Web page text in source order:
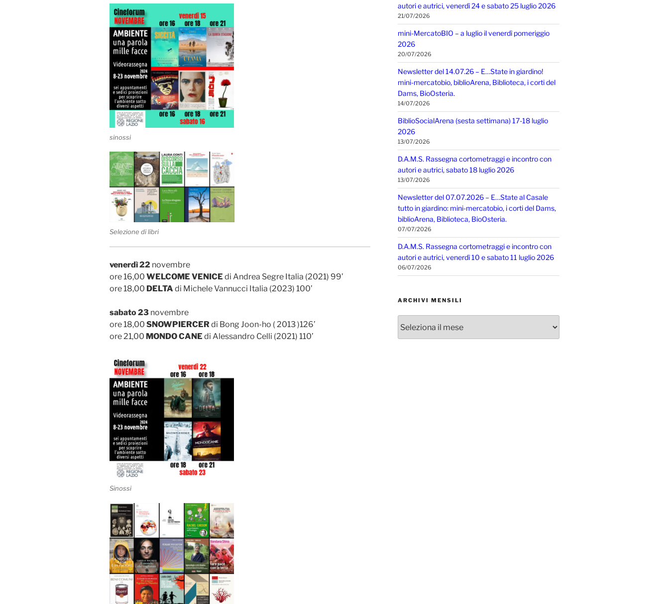
sinossi
Selezione di libri
venerdì 22 novembre
ore 16,00 WELCOME VENICE di Andrea Segre Italia (2021) 99’
ore 18,00 DELTA di Michele Vannucci Italia (2023) 100’
sabato 23 novembre
ore 18,00 SNOWPIERCERdi Bong Joon-ho ( 2013 )126’
ore 21,00 MONDO CANE di Alessandro Celli (2021) 110’
Sinossi
autori e autrici, venerdì 24 e sabato 25 luglio 2026
21/07/2026
mini-MercatoBIO – a luglio il venerdì pomeriggio
2026
20/07/2026
Newsletter del 14.07.26 – E…State in giardino!
mini-mercatobio, biblioArena, Biblioteca, i corti del
Dams, BioOsteria.
14/07/2026
BiblioSocialArena (sesta settimana) 17-18 luglio
2026
13/07/2026
D.A.M.S. Rassegna cortometraggi e incontro con
autori e autrici, sabato 18 luglio 2026
13/07/2026
Newsletter del 07.07.2026 – E…State al Casale
tutto in giardino: mini-mercatobio, i corti del Dams,
biblioArena, Biblioteca, BioOsteria.
07/07/2026
D.A.M.S. Rassegna cortometraggi e incontro con
autori e autrici, venerdì 10 e sabato 11 luglio 2026
06/07/2026
ARCHIVI MENSILI
mensili